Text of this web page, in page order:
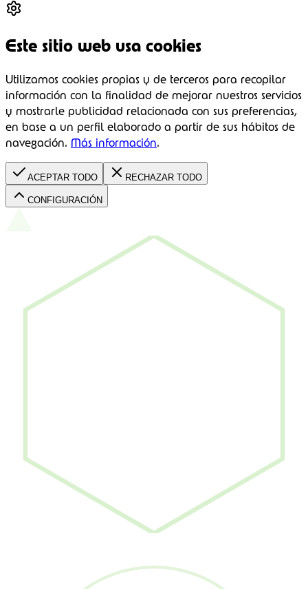
Este sitio web usa cookies
Utilizamos cookies propias y de terceros para recopilar
información con la finalidad de mejorar nuestros servicios
y mostrarle publicidad relacionada con sus preferencias,
en base a un perfil elaborado a partir de sus hábitos de
navegación. Más información.
ACEPTAR TODO RECHAZAR TODO
CONFIGURACIÓN